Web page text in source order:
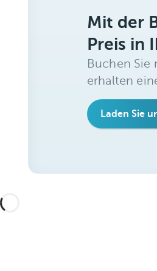
Mit der
Preis in
Buchen Sie
erhalten
Laden Sie